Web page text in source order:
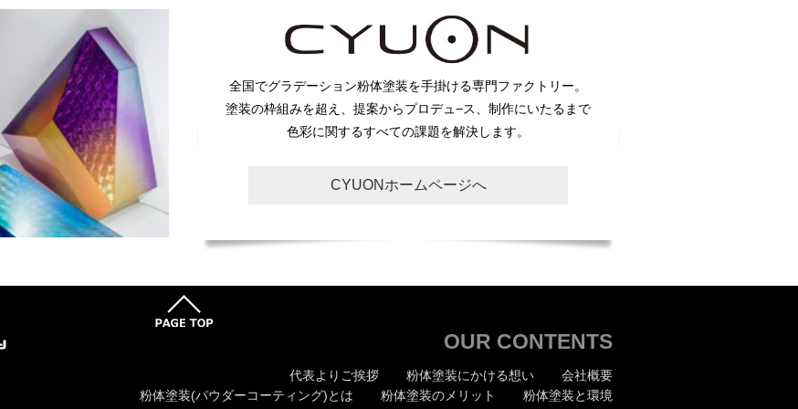
全国でグラデーション粉体塗装を手掛ける専門ファクトリー。
塗装の枠組みを超え、提案からプロデュ−ス、制作にいたるまで
色彩に関するすべての課題を解決します。
CYUONホームページへ
OUR CONTENTS
代表よりご挨拶 粉体塗装にかける想い
会社概要
粉体塗装(パウダーコーティング)とは
粉体塗装のメリット
粉体塗装と環境